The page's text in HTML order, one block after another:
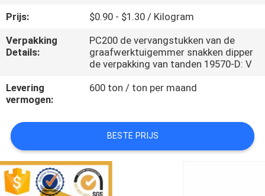
VERZOEK
OM
CITAAT
SITEMAP
PRIVACY
POLICY
Prijs:
$0.90 - $1.30 / Kilogram
Verpakking
Details:
PC200 de vervangstukken van de
graafwerktuigemmer snakken dipper
de verpakking van tanden 19570-D: V
Levering
vermogen:
600 ton / ton per maand
BESTE PRIJS